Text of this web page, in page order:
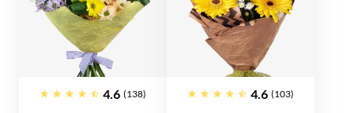
4.6 (138) 4.6 (103)